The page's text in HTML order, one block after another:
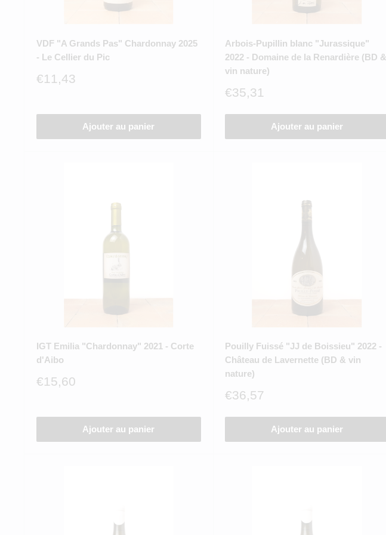
VDF "A Grands Pas" Chardonnay 2025
- Le Cellier du Pic
Prix
€11,43
Ajouter au panier
Arbois-Pupillin blanc "Jurassique"
2022 - Domaine de la Renardière (BD &
vin nature)
Prix
€35,31
Ajouter au panier
IGT Emilia "Chardonnay" 2021 - Corte
d'Aibo
Prix
€15,60
Ajouter au panier
Pouilly Fuissé "JJ de Boissieu" 2022 -
Château de Lavernette (BD & vin
nature)
Prix
€36,57
Ajouter au panier